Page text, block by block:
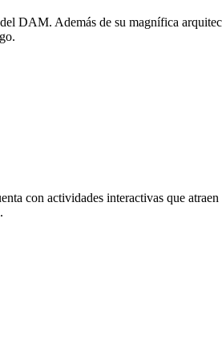
DAM. Además de su magnífica
con actividades interactivas que